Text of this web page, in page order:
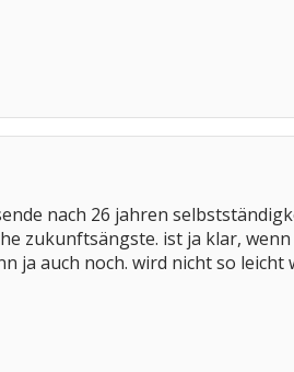
nach 26 jahren
zukunftsängste. ist ja klar,
ja auch noch. wird nicht so leicht